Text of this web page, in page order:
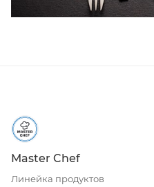
Master Chef
Линейка продуктов